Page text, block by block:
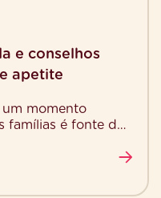
e conselhos
apetite
um momento
famílias é fonte de